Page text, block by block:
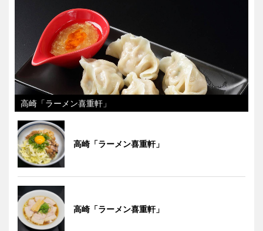
高崎「ラーメン喜重軒」
高崎「ラーメン喜重軒」
高崎「ラーメン喜重軒」